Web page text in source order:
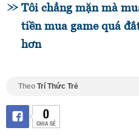
Tôi chẳng mặn mà
tiền mua game quá
hơn
Theo Trí Thức Trẻ
0
CHIA SẺ